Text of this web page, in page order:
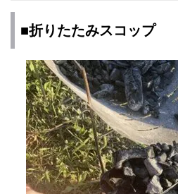
■折りたたみスコップ